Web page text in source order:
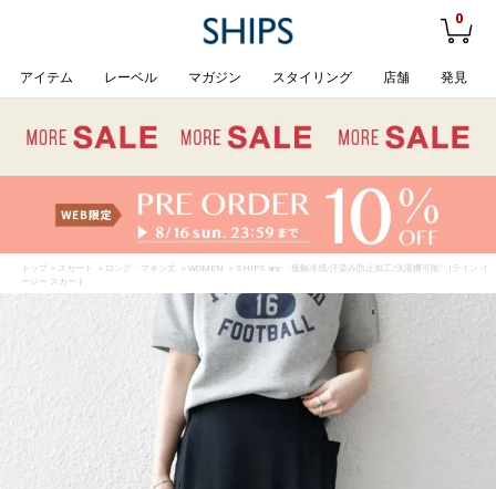
0
アイテム レーベル マガジン スタイリング 店舗 発見
トップ > スカート > ロング・マキシ丈 > WOMEN > SHIPS any:〈接触冷感/汗染み防止加工/洗濯機可能〉Iライン イ
ージー スカート